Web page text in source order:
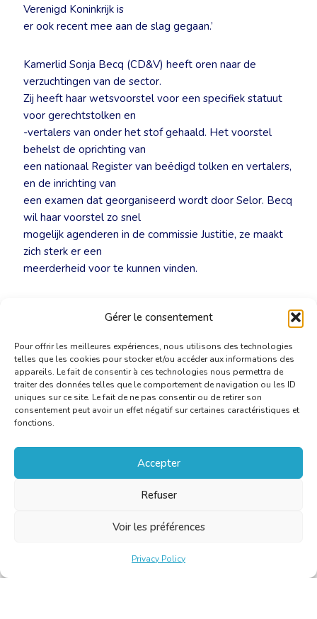
Gérer le consentement
Pour offrir les meilleures expériences, nous utilisons des technologies
telles que les cookies pour stocker et/ou accéder aux informations des
appareils. Le fait de consentir à ces technologies nous permettra de
traiter des données telles que le comportement de navigation ou les ID
uniques sur ce site. Le fait de ne pas consentir ou de retirer son
consentement peut avoir un effet négatif sur certaines caractéristiques et
fonctions.
Accepter
Refuser
Voir les préférences
Privacy Policy
Verenigd Koninkrijk is
er ook recent mee aan de slag gegaan.’
Kamerlid Sonja Becq (CD&V) heeft oren naar de
verzuchtingen van de sector.
Zij heeft haar wetsvoorstel voor een specifiek statuut
voor gerechtstolken en
-vertalers van onder het stof gehaald. Het voorstel
behelst de oprichting van
een nationaal Register van beëdigd tolken en vertalers,
en de inrichting van
een examen dat georganiseerd wordt door Selor. Becq
wil haar voorstel zo snel
mogelijk agenderen in de commissie Justitie, ze maakt
zich sterk er een
meerderheid voor te kunnen vinden.